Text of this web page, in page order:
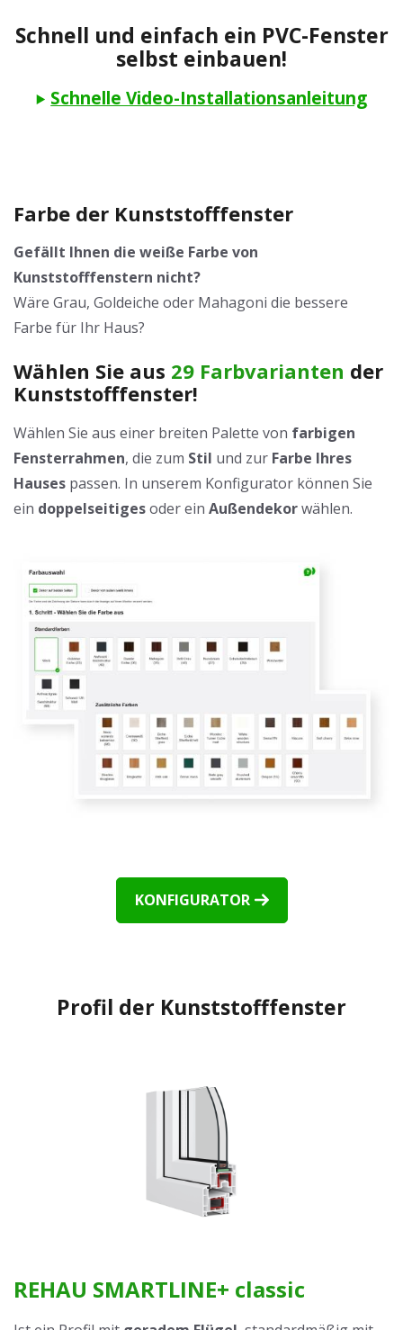
Schnell und einfach ein PVC-Fenster
selbst einbauen!
Schnelle Video-Installationsanleitung
Farbe der Kunststofffenster
Gefällt Ihnen die weiße Farbe von
Kunststofffenstern nicht?
Wäre Grau, Goldeiche oder Mahagoni die bessere
Farbe für Ihr Haus?
Wählen Sie aus 29 Farbvarianten der
Kunststofffenster!
Wählen Sie aus einer breiten Palette von farbigen
Fensterrahmen, die zum Stil und zur Farbe Ihres
Hauses passen. In unserem Konfigurator können Sie
ein doppelseitigesoder ein Außendekorwählen.
KONFIGURATOR
Profil der Kunststofffenster
REHAU SMARTLINE+ classic